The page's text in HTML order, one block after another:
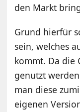
den Markt
Grund hierfür
sein, welches
kommt. Da die
genutzt
man diese
eigenen